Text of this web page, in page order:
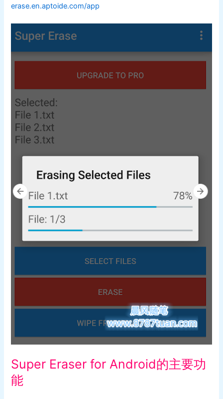
erase.en.aptoide.com/app
Super Eraser for Android的主要功
能